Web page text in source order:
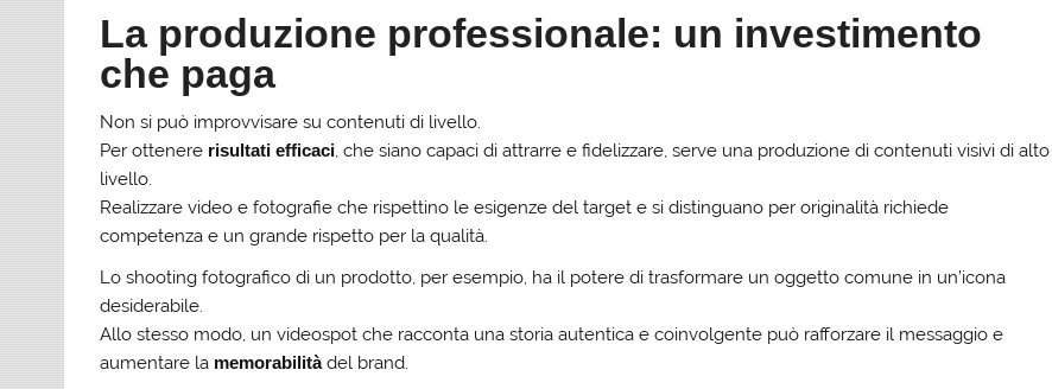
La produzione professionale: un investimento
che paga
Non si può improvvisare su contenuti di livello.
Per ottenere risultati efficaci, che siano capaci di attrarre e fidelizzare, serve una produzione di contenuti visivi di alto
livello.
Realizzare video e fotografie che rispettino le esigenze del target e si distinguano per originalità richiede
competenza e un grande rispetto per la qualità.
Lo shooting fotografico di un prodotto, per esempio, ha il potere di trasformare un oggetto comune in un’icona
desiderabile.
Allo stesso modo, un videospot che racconta una storia autentica e coinvolgente può rafforzare il messaggio e
aumentare la memorabilitàdel brand.